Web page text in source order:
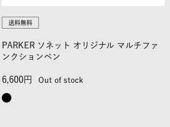
送料無料
PARKER ソネット オリジナル マルチファ
ンクションペン
6,600 Out of stock